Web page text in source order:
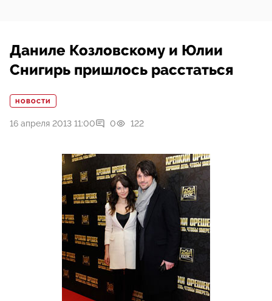
Даниле Козловскому и Юлии
Снигирь пришлось расстаться
НОВОСТИ
16 апреля 2013 11:00 0 122